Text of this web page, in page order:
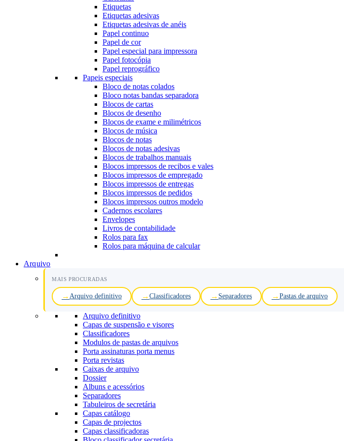
Etiquetas
Etiquetas adesivas
Etiquetas adesivas de anéis
Papel continuo
Papel de cor
Papel especial para impressora
Papel fotocópia
Papel reprográfico
Papeis especiais
Bloco de notas colados
Bloco notas bandas separadora
Blocos de cartas
Blocos de desenho
Blocos de exame e milimétricos
Blocos de música
Blocos de notas
Blocos de notas adesivas
Blocos de trabalhos manuais
Blocos impressos de recibos e vales
Blocos impressos de empregado
Blocos impressos de entregas
Blocos impressos de pedidos
Blocos impressos outros modelo
Cadernos escolares
Envelopes
Livros de contabilidade
Rolos para fax
Rolos para máquina de calcular
Arquivo
MAIS PROCURADAS
Arquivo definitivo Classificadores Separadores Pastas de arquivo
Arquivo definitivo
Capas de suspensão e visores
Classificadores
Modulos de pastas de arquivos
Porta assinaturas porta menus
Porta revistas
Caixas de arquivo
Dossier
Albuns e acessórios
Separadores
Tabuleiros de secretária
Capas catálogo
Capas de projectos
Capas classificadoras